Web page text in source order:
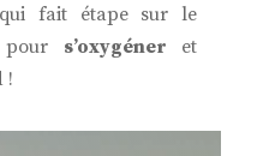
fait étape sur le
pour s’oxygéner et
!